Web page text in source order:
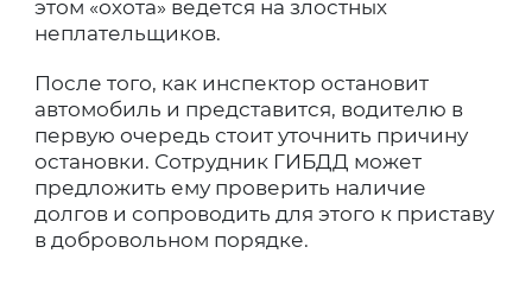
этом «охота» ведется на злостных
неплательщиков.
После того, как инспектор остановит
автомобиль и представится, водителю в
первую очередь стоит уточнить причину
остановки. Сотрудник ГИБДД может
предложить ему проверить наличие
долгов и сопроводить для этого к приставу
в добровольном порядке.